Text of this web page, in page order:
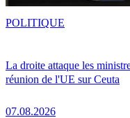
La droite attaque les
réunion de l'UE sur Ceuta
07.08.2026
POLITIQUE